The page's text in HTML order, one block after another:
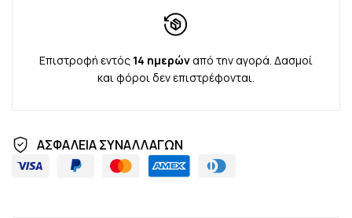
Επιστροφή εντός 14 ημερώναπό την αγορά. Δασμοί
και φόροι δεν επιστρέφονται.
ΑΣΦΑΛΕΙΑ ΣΥΝΑΛΛΑΓΩΝ